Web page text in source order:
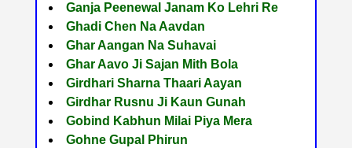
Ganja Peenewal Janam Ko Lehri Re
Ghadi Chen Na Aavdan
Ghar Aangan Na Suhavai
Ghar Aavo Ji Sajan Mith Bola
Girdhari Sharna Thaari Aayan
Girdhar Rusnu Ji Kaun Gunah
Gobind Kabhun Milai Piya Mera
Gohne Gupal Phirun